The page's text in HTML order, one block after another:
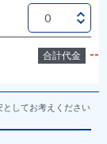
合計代金 --
してお考えください